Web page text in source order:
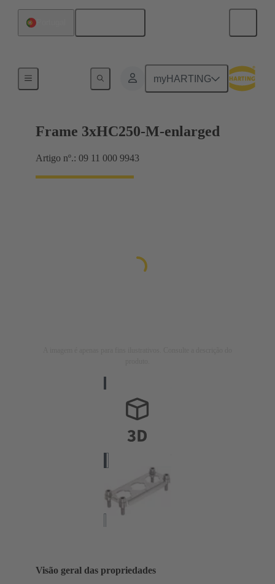
myHARTING
Han® HPR Single Pole
Frame 3xHC250-M-enlarged
Artigo nº.: 09 11 000 9943
Visão geral das propriedades